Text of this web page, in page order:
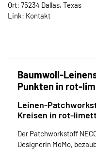
Ort: 75234 Dallas, Texas
Link: Kontakt
Baumwoll-
Punkten in rot-
Leinen-
Kreisen in rot-
Der Patchworkstoff
Designerin MoMo,